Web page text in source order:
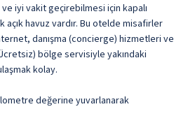
iyi vakit geçirebilmesi için kapalı
havuz vardır. Bu otelde misafirler
danışma (concierge) hizmetleri ve
bölge servisiyle yakındaki
kolay.
değerine yuvarlanarak